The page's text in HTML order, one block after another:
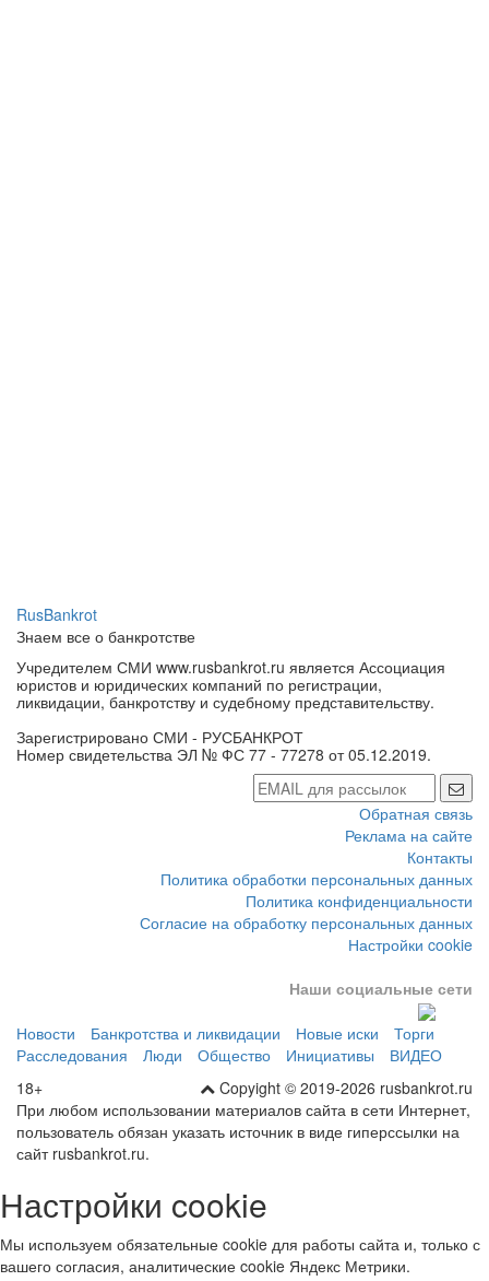
RusBankrot
Знаем все о банкротстве
Учредителем СМИ www.rusbankrot.ru является Ассоциация
юристов и юридических компаний по регистрации,
ликвидации, банкротству и судебному представительству.
Зарегистрировано СМИ - РУСБАНКРОТ
Номер свидетельства ЭЛ № ФС 77 - 77278 от 05.12.2019.
Обратная связь
Реклама на сайте
Контакты
Политика обработки персональных данных
Политика конфиденциальности
Согласие на обработку персональных данных
Настройки cookie
Наши социальные сети
Новости Банкротства и ликвидации Новые иски
Торги
Расследования
Люди Общество Инициативы
ВИДЕО
Copyight © 2019-2026 rusbankrot.ru
18+
При любом использовании материалов сайта в сети Интернет,
пользователь обязан указать источник в виде гиперссылки на
сайт rusbankrot.ru.
Настройки cookie
Мы используем обязательные cookie для работы сайта и, только с
вашего согласия, аналитические cookie Яндекс Метрики.